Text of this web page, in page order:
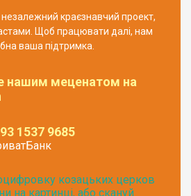
незалежний краєзнавчий проект,
Щоб працювати далі, нам
ваша підтримка.
нашим меценатом на
1537 9685
козацьких церков
на картинці, або скануй